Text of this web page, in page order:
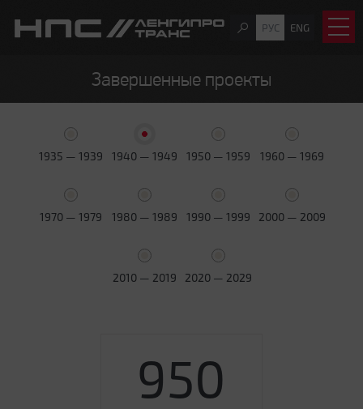
РУС ENG
Завершенные проекты
1935 — 1939 1940 — 1949 1950 — 1959 1960 — 1969
1970 — 1979 1980 — 1989 1990 — 1999 2000 — 2009
2010 — 2019 2020 — 2029
950